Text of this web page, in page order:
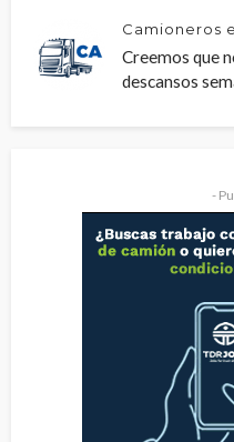
Camioneros
Creemos que
descansos
-